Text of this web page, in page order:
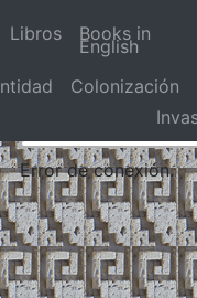
Libros Books in
English
Colonización
Error de conexión.